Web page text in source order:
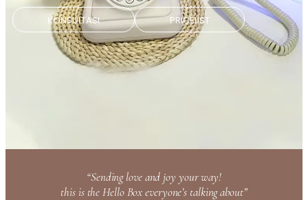
KONSULTASI PRICELIST
“Sending love and joy your way!
this is the Hello Box everyone’s talking about”